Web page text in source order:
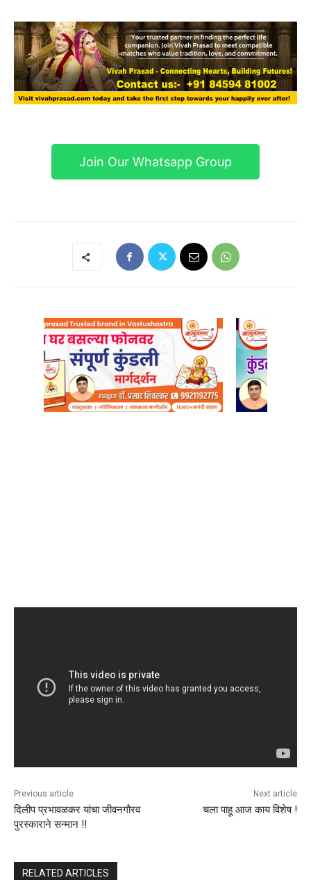
Join Our Whatsapp Group
Previous article
दिलीप प्रभावळकर यांचा जीवनगौरव
पुरस्काराने सन्मान !!
Next article
चला पाहू आज काय विशेष !
RELATED ARTICLES